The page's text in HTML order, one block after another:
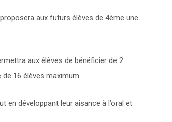
aux futurs élèves de 4ème une
aux élèves de bénéficier de 2
de 16 élèves maximum.
en développant leur aisance à l’oral et